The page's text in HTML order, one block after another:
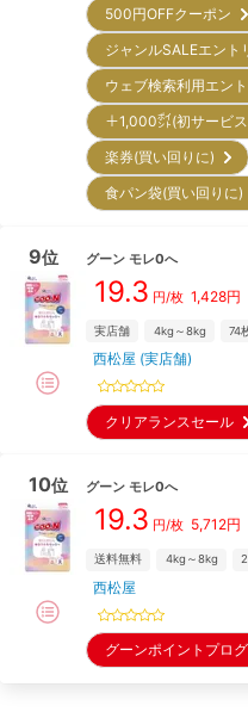
500円OFFクーポン
ジャンルSALEエン
ウェブ検索利用エン
＋1,000㌽(初サービ
楽券(買い回りに)
食パン袋(買い回り
9位 グーン モレ0へ
19.3 円/枚 1,428円
実店舗 4kg～8kg 74
西松屋 (実店舗)
クリアランスセール
10位 グーン モレ0へ
19.3 円/枚 5,712円
送料無料 4kg～8kg
西松屋
グーンポイントプロ